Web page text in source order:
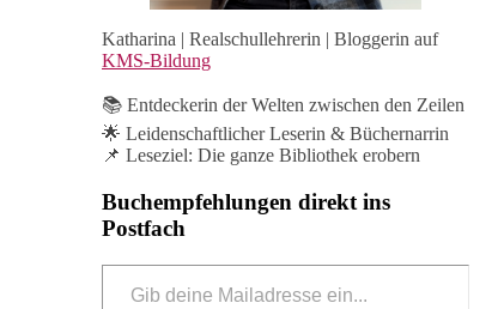
Katharina | Realschullehrerin | Bloggerin auf
KMS-Bildung
📚 Entdeckerin der Welten zwischen den Zeilen
🌟 Leidenschaftlicher Leserin & Büchernarrin
📌 Leseziel: Die ganze Bibliothek erobern
Buchempfehlungen direkt ins
Postfach
deine